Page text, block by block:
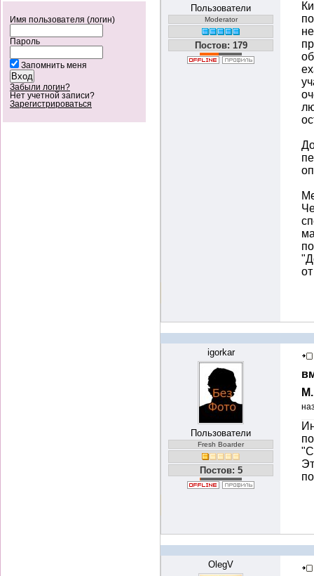
Имя пользователя (логин)
Пароль
Запомнить меня
Забыли логин?
Нет учетной записи?
Зарегистрироваться
Пользователи
Moderator
Постов: 179
igorkar
Пользователи
Fresh Boarder
Постов: 5
OlegV